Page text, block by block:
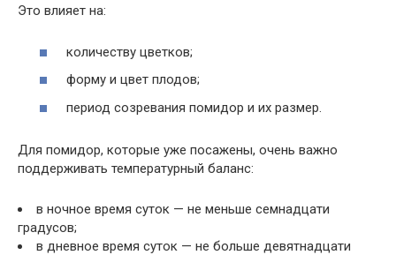
Это влияет на:
количеству цветков;
форму и цвет плодов;
период созревания помидор и их размер.
Для помидор, которые уже посажены, очень важно
поддерживать температурный баланс:
в ночное время суток — не меньше семнадцати
градусов;
в дневное время суток — не больше девятнадцати